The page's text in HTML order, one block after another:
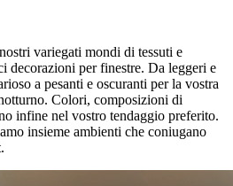
variegati mondi di tessuti e
decorazioni per finestre. Da leggeri e
a pesanti e oscuranti per la vostra
Colori, composizioni di
infine nel vostro tendaggio preferito.
insieme ambienti che coniugano